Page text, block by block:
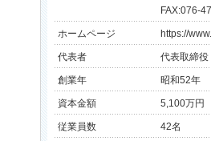
FAX:076-
ホームページ https://
代表者 代表取締
創業年 昭和52年
資本金額 5,100万円
従業員数 42名